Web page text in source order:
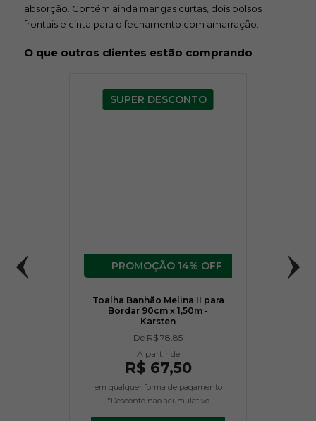
absorção. Contém ainda mangas curtas, dois bolsos
frontais e cinta para o fechamento com amarração.
O que outros clientes estão comprando
SUPER DESCONTO
14% OFF
Toalha Banhão Melina II para
Bordar 90cm x 1,50m -
Karsten
DeR$ 78,85
R$ 67,50
em qualquer forma de pagamento
*Desconto não acumulativo